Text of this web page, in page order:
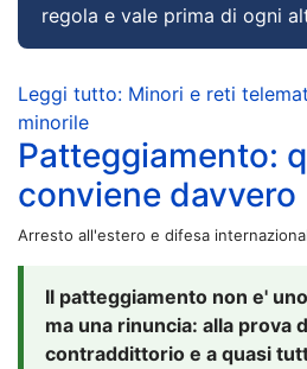
regola e vale prima di ogni
Leggi tutto: Minori e reti
minorile
Patteggiamento:
conviene davvero
Arresto all'estero e difesa
Il patteggiamento non e'
ma una rinuncia: alla prova
contraddittorio e a quasi